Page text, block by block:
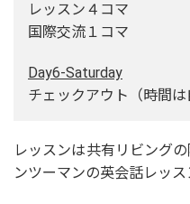
レッスン４コマ
国際交流１コマ
Day6-Saturday
チェックアウト（時間は
レッスンは共有リビング
ンツーマンの英会話レッス